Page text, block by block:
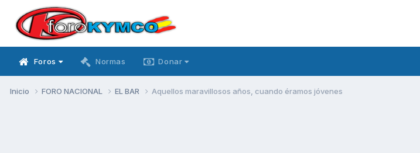
Foros Normas Donar
Inicio FORO NACIONAL EL BAR Aquellos maravillosos años, cuando éramos jóvenes